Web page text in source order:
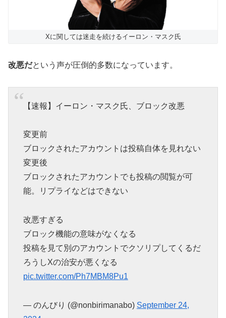
Xに関しては迷走を続けるイーロン・マスク氏
改悪だという声が圧倒的多数になっています。
【速報】イーロン・マスク氏、ブロック改悪
変更前
ブロックされたアカウントは投稿自体を見れない
変更後
ブロックされたアカウントでも投稿の閲覧が可
能。リプライなどはできない
改悪すぎる
ブロック機能の意味がなくなる
投稿を見て別のアカウントでクソリプしてくるだ
ろうしXの治安が悪くなる
pic.twitter.com/Ph7MBM8Pu1
— のんびり (@nonbirimanabo) September 24,